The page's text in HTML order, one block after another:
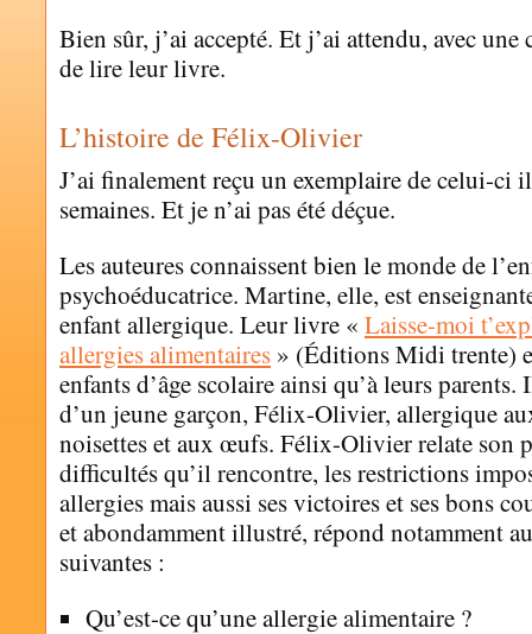
Bien sûr, j’ai accepté. Et j’ai attendu, avec
de lire leur livre.
L’histoire de Félix-Olivier
J’ai finalement reçu un exemplaire de celui-ci
semaines. Et je n’ai pas été déçue.
Les auteures connaissent bien le monde de
psychoéducatrice. Martine, elle, est
enfant allergique. Leur livre « Laisse-moi
allergies alimentaires » (Éditions Midi trente)
enfants d’âge scolaire ainsi qu’à leurs parents.
d’un jeune garçon, Félix-Olivier, allergique
noisettes et aux œufs. Félix-Olivier relate son
difficultés qu’il rencontre, les restrictions
allergies mais aussi ses victoires et ses bons
et abondamment illustré, répond notamment
suivantes :
Qu’est-ce qu’une allergie alimentaire ?